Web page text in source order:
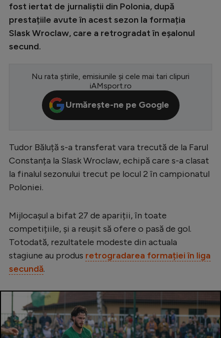
Champions League
Europa League
CM 2026
Premier League
LaLiga
Bundesliga
Ligue 1
EURO 2024
Stranieri
Clasamente
Tenis
Handbal
fost iertat de jurnaliștii din Polonia, după
prestațiile avute în acest sezon la formația
Slask Wroclaw, care a retrogradat în eșalonul
secund.
Nu rata știrile, emisiunile și cele mai tari clipuri
iAMsport.ro
Urmărește-ne pe Google
Tudor Băluță s-a transferat vara trecută de la Farul
Constanța la Slask Wroclaw, echipă care s-a clasat
la finalul sezonului trecut pe locul 2 în campionatul
Poloniei.
Mijlocașul a bifat 27 de apariții, în toate
competițiile, și a reușit să ofere o pasă de gol.
Totodată, rezultatele modeste din actuala
stagiune au produs retrogradarea formației în liga
secundă.